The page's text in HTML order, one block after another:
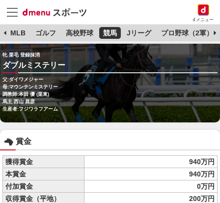
dメニュー
MLB ゴルフ 高校野球 競馬 Jリーグ プロ野球（2軍）
牝 栗毛 登録抹消
ダブルミステリー
父:ダイワメジャー
母:マウンテンミステリー
調教師:本田 優 (栗東)
馬主:西山 昌彦
生産者:フジワラフアーム
賞金
獲得賞金
940万円
本賞金
940万円
付加賞金
0万円
収得賞金（平地）
200万円